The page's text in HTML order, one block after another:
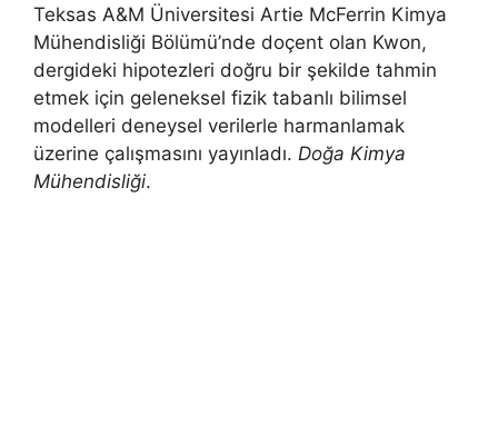
Teksas A&M Üniversitesi Artie McFerrin Kimya
Mühendisliği Bölümü’nde doçent olan Kwon,
dergideki hipotezleri doğru bir şekilde tahmin
etmek için geleneksel fizik tabanlı bilimsel
modelleri deneysel verilerle harmanlamak
üzerine çalışmasını yayınladı. Doğa Kimya
Mühendisliği.